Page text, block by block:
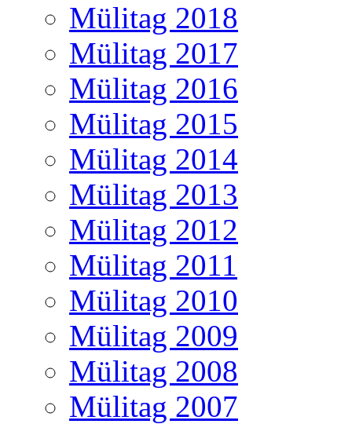
Mülitag 2018
Mülitag 2017
Mülitag 2016
Mülitag 2015
Mülitag 2014
Mülitag 2013
Mülitag 2012
Mülitag 2011
Mülitag 2010
Mülitag 2009
Mülitag 2008
Mülitag 2007